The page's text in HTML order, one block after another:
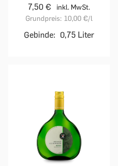
7,50 €
inkl. MwSt.
Grundpreis: 10,00 €/l
Gebinde: 0,75 Liter